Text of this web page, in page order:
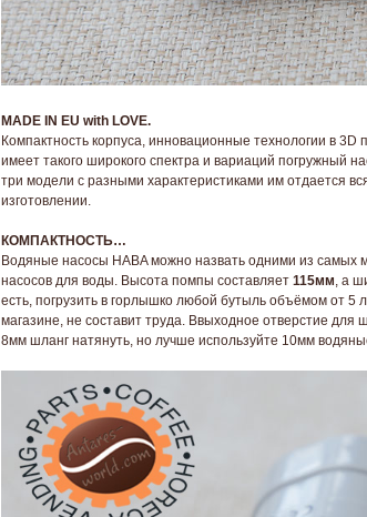
MADE IN EU with LOVE.
Компактность корпуса, инновационные технологии в
имеет такого широкого спектра и вариаций погружный
три модели с разными характеристиками им отдается
изготовлении.
КОМПАКТНОСТЬ…
Водяные насосы HABA можно назвать одними из самых
насосов для воды. Высота помпы составляет 115мм, а
есть, погрузить в горлышко любой бутыль объёмом от
магазине, не составит труда. Ввыходное отверстие для
8мм шланг натянуть, но лучше используйте 10мм